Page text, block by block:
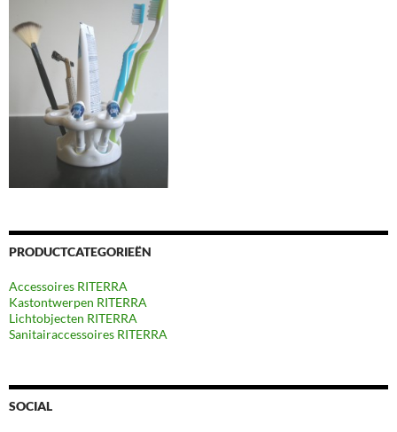
PRODUCTCATEGORIEËN
Accessoires RITERRA
Kastontwerpen RITERRA
Lichtobjecten RITERRA
Sanitairaccessoires RITERRA
SOCIAL